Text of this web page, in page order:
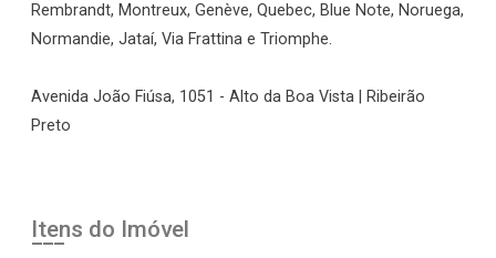
Rembrandt, Montreux, Genève, Quebec, Blue Note, Noruega,
Normandie, Jataí, Via Frattina e Triomphe.
Avenida João Fiúsa, 1051 - Alto da Boa Vista | Ribeirão
Preto
Itens do Imóvel